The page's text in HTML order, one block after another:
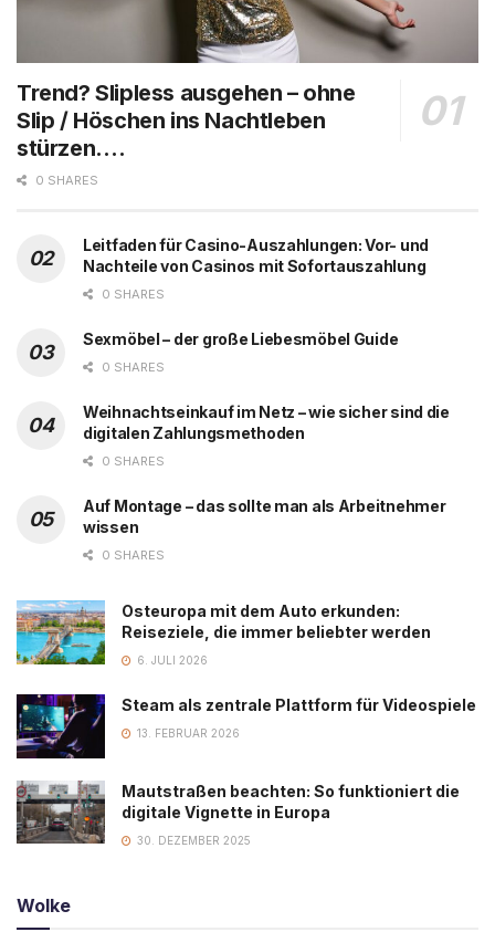
Trend? Slipless ausgehen – ohne
Slip / Höschen ins Nachtleben
stürzen….
0 SHARES
Leitfaden für Casino-Auszahlungen: Vor- und
Nachteile von Casinos mit Sofortauszahlung
0 SHARES
Sexmöbel – der große Liebesmöbel Guide
0 SHARES
Weihnachtseinkauf im Netz – wie sicher sind die
digitalen Zahlungsmethoden
0 SHARES
Auf Montage – das sollte man als Arbeitnehmer
wissen
0 SHARES
Osteuropa mit dem Auto erkunden:
Reiseziele, die immer beliebter werden
6. JULI 2026
Steam als zentrale Plattform für Videospiele
13. FEBRUAR 2026
Mautstraßen beachten: So funktioniert die
digitale Vignette in Europa
30. DEZEMBER 2025
Wolke